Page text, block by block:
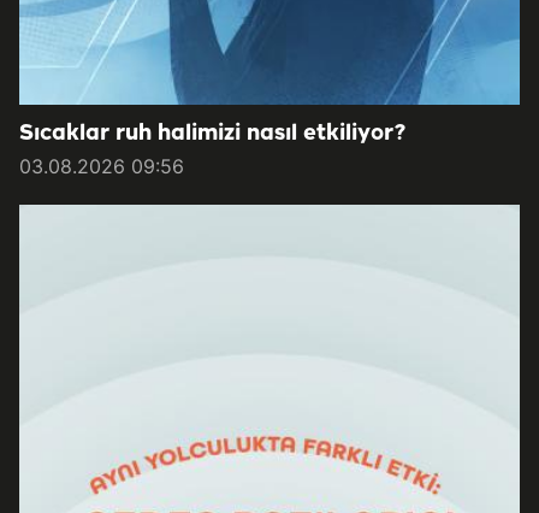
Sıcaklar ruh halimizi nasıl etkiliyor?
03.08.2026 09:56